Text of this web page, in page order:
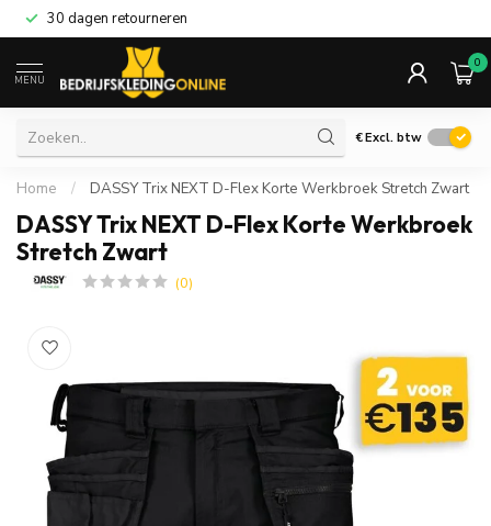
30 dagen retourneren
MENU
0
€Excl. btw
Home / DASSY Trix NEXT D-Flex Korte Werkbroek Stretch Zwart
DASSY Trix NEXT D-Flex Korte Werkbroek
Stretch Zwart
(0)